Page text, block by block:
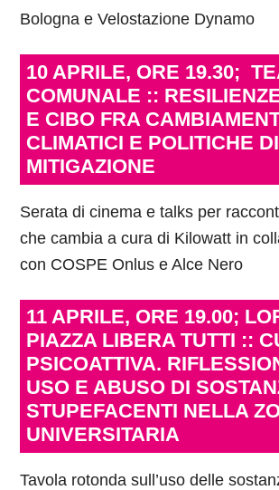
Bologna e Velostazione Dynamo
10 APRILE, ORE 19.30;
COMUNALE ::
E CIBO FRA
CLIMATICI E POLITICHE DI
MITIGAZIONE
Serata di cinema e talks per
che cambia a cura di Kilowatt in
con COSPE Onlus e Alce Nero
11 APRILE, ORE 19.00;
PIAZZA LIBERA TUTTI ::
PSICOATTIVA.
USO E ABUSO DI
STUPEFACENTI NELLA
UNIVERSITARIA
Tavola rotonda sull’uso delle